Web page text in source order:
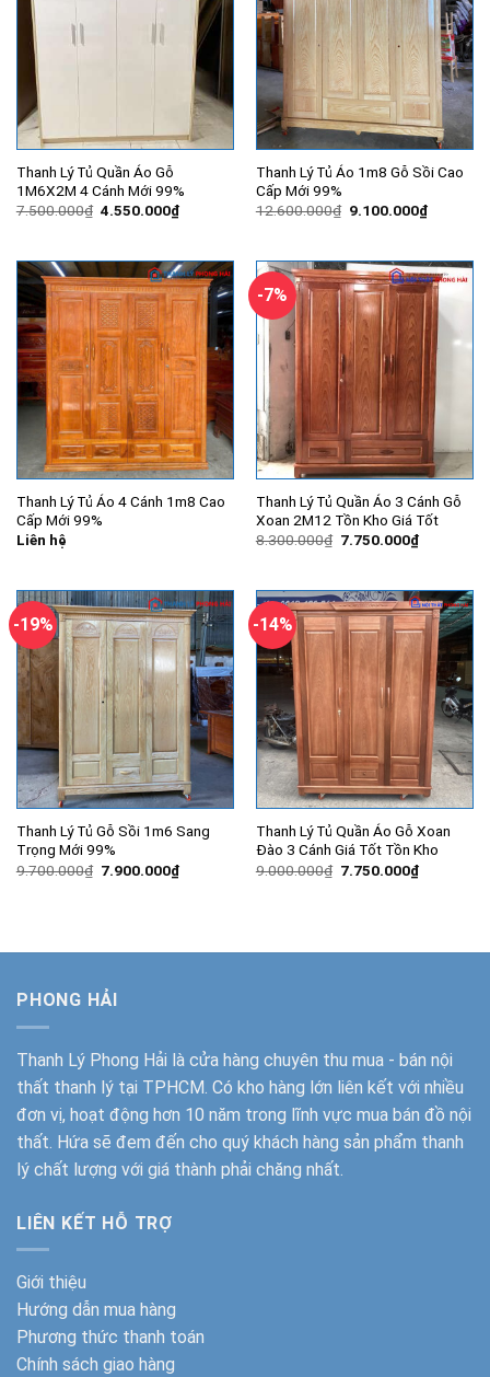
Thanh Lý Tủ Quần Áo Gỗ
1M6X2M 4 Cánh Mới 99%
7.500.000₫ Giá
4.550.000₫Giá
hiện
4.550.000₫.
Thanh Lý Tủ Áo 1m8 Gỗ Sồi Cao
Cấp Mới 99%
12.600.000₫ Giá
9.100.000₫Giá
hiện
Thanh Lý Tủ Áo 4 Cánh 1m8 Cao
Cấp Mới 99%
Liên hệ
-7%
Thanh Lý Tủ Quần Áo 3 Cánh Gỗ
Xoan 2M12 Tồn Kho Giá Tốt
8.300.000₫ Giá
7.750.000₫Giá
hiện
-19%
Thanh Lý Tủ Gỗ Sồi 1m6 Sang
Trọng Mới 99%
9.700.000₫ Giá
7.900.000₫Giá
hiện
-14%
Thanh Lý Tủ Quần Áo Gỗ Xoan
Đào 3 Cánh Giá Tốt Tồn Kho
9.000.000₫ Giá
7.750.000₫Giá
hiện
PHONG HẢI
Thanh Lý Phong Hải là cửa hàng chuyên thu mua - bán nội
thất thanh lý tại TPHCM. Có kho hàng lớn liên kết với nhiều
đơn vị, hoạt động hơn 10 năm trong lĩnh vực mua bán đồ nội
thất. Hứa sẽ đem đến cho quý khách hàng sản phẩm thanh
lý chất lượng với giá thành phải chăng nhất.
LIÊN KẾT HỖ TRỢ
Giới thiệu
Hướng dẫn mua hàng
Phương thức thanh toán
Chính sách giao hàng